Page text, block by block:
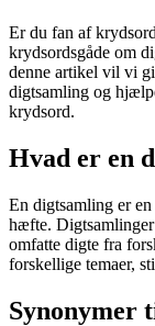
Er du fan af
krydsordsgåde om
denne artikel vil vi
digtsamling og
krydsord.
Hvad er en
En digtsamling er
hæfte.
omfatte digte fra
forskellige temaer,
Synonymer